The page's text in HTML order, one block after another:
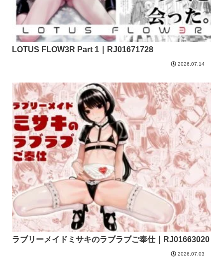
LOTUS FLOW3R Part 1｜RJ01671728
2026.07.14
ラブリーメイドミサキのラブラブご奉仕｜RJ01663020
2026.07.03